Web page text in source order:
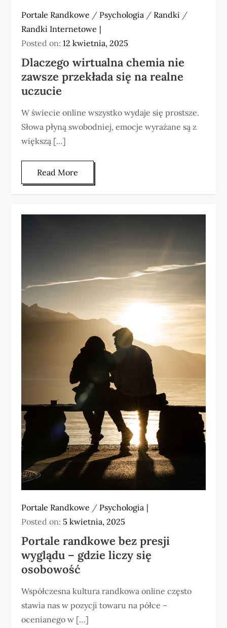
Portale Randkowe / Psychologia / Randki /
Randki Internetowe
Posted on:12 kwietnia, 2025
Dlaczego wirtualna chemia nie
zawsze przekłada się na realne
uczucie
W świecie online wszystko wydaje się prostsze.
Słowa płyną swobodniej, emocje wyrażane są z
większą […]
Read More
Portale Randkowe / Psychologia
Posted on: 5 kwietnia, 2025
Portale randkowe bez presji
wyglądu – gdzie liczy się
osobowość
Współczesna kultura randkowa online często
stawia nas w pozycji towaru na półce –
ocenianego w […]